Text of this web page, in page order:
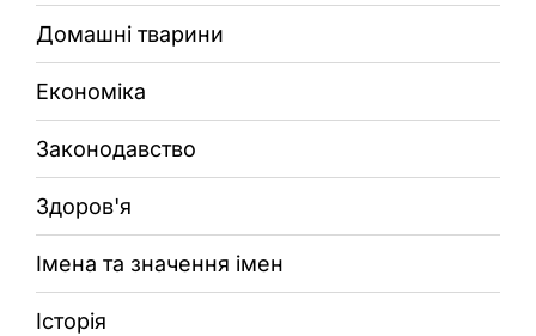
Домашні тварини
Економіка
Законодавство
Здоров'я
Імена та значення імен
Історія